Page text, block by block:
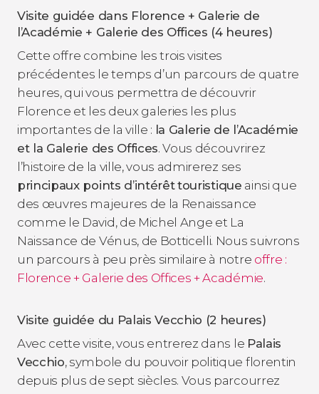
Visite guidée dans Florence + Galerie de
l’Académie + Galerie des Offices (4 heures)
Cette offre combine les trois visites
précédentes le temps d’un parcours de quatre
heures, qui vous permettra de découvrir
Florence et les deux galeries les plus
importantes de la ville : la Galerie de l’Académie
et la Galerie des Offices. Vous découvrirez
l’histoire de la ville, vous admirerez ses
principaux points d’intérêttouristique ainsi que
des œuvres majeures de la Renaissance
comme le David,de Michel Ange et La
Naissance de Vénus,de Botticelli. Nous suivrons
un parcours à peu près similaire à notre offre :
Florence + Galerie des Offices + Académie.
Visite guidée du Palais Vecchio (2 heures)
Avec cette visite, vous entrerez dans le Palais
Vecchio, symbole du pouvoir politique florentin
depuis plus de sept siècles. Vous parcourrez